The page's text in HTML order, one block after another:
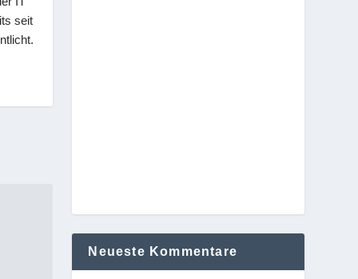
seit
Neueste Kommentare